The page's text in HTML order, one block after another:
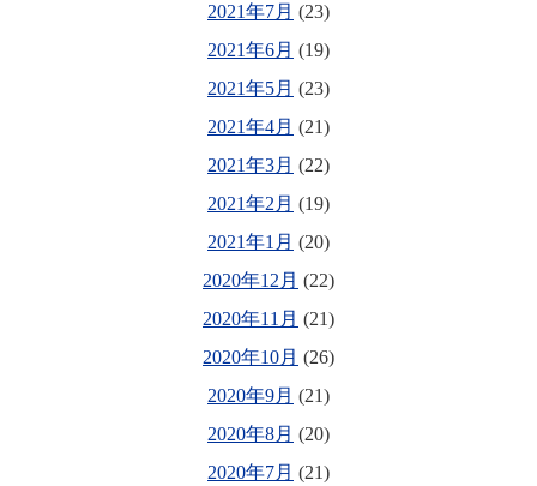
2021年7月 (23)
2021年6月 (19)
2021年5月 (23)
2021年4月 (21)
2021年3月 (22)
2021年2月 (19)
2021年1月 (20)
2020年12月 (22)
2020年11月 (21)
2020年10月 (26)
2020年9月 (21)
2020年8月 (20)
2020年7月 (21)